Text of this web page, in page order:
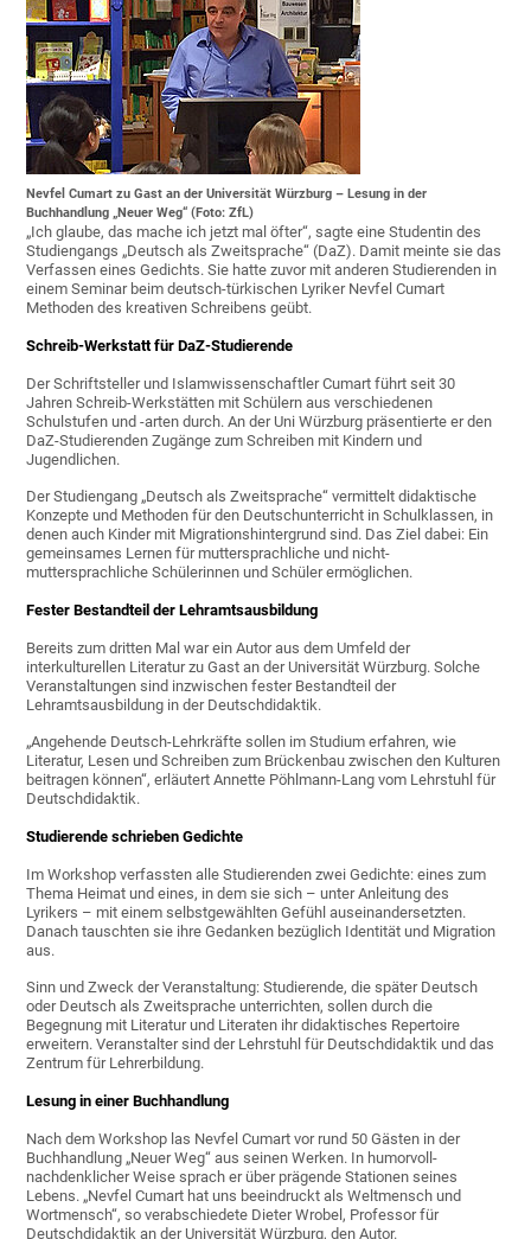
Nevfel Cumart zu Gast an der Universität Würzburg – Lesung in der
Buchhandlung „Neuer Weg“ (Foto: ZfL)
„Ich glaube, das mache ich jetzt mal öfter“, sagte eine Studentin des
Studiengangs „Deutsch als Zweitsprache“ (DaZ). Damit meinte sie das
Verfassen eines Gedichts. Sie hatte zuvor mit anderen Studierenden in
einem Seminar beim deutsch-türkischen Lyriker Nevfel Cumart
Methoden des kreativen Schreibens geübt.
Schreib-Werkstatt für DaZ-Studierende
Der Schriftsteller und Islamwissenschaftler Cumart führt seit 30
Jahren Schreib-Werkstätten mit Schülern aus verschiedenen
Schulstufen und -arten durch. An der Uni Würzburg präsentierte er den
DaZ-Studierenden Zugänge zum Schreiben mit Kindern und
Jugendlichen.
Der Studiengang „Deutsch als Zweitsprache“ vermittelt didaktische
Konzepte und Methoden für den Deutschunterricht in Schulklassen, in
denen auch Kinder mit Migrationshintergrund sind. Das Ziel dabei: Ein
gemeinsames Lernen für muttersprachliche und nicht-
muttersprachliche Schülerinnen und Schüler ermöglichen.
Fester Bestandteil der Lehramtsausbildung
Bereits zum dritten Mal war ein Autor aus dem Umfeld der
interkulturellen Literatur zu Gast an der Universität Würzburg. Solche
Veranstaltungen sind inzwischen fester Bestandteil der
Lehramtsausbildung in der Deutschdidaktik.
„Angehende Deutsch-Lehrkräfte sollen im Studium erfahren, wie
Literatur, Lesen und Schreiben zum Brückenbau zwischen den Kulturen
beitragen können“, erläutert Annette Pöhlmann-Lang vom Lehrstuhl für
Deutschdidaktik.
Studierende schrieben Gedichte
Im Workshop verfassten alle Studierenden zwei Gedichte: eines zum
Thema Heimat und eines, in dem sie sich – unter Anleitung des
Lyrikers – mit einem selbstgewählten Gefühl auseinandersetzten.
Danach tauschten sie ihre Gedanken bezüglich Identität und Migration
aus.
Sinn und Zweck der Veranstaltung: Studierende, die später Deutsch
oder Deutsch als Zweitsprache unterrichten, sollen durch die
Begegnung mit Literatur und Literaten ihr didaktisches Repertoire
erweitern. Veranstalter sind der Lehrstuhl für Deutschdidaktik und das
Zentrum für Lehrerbildung.
Lesung in einer Buchhandlung
Nach dem Workshop las Nevfel Cumart vor rund 50 Gästen in der
Buchhandlung „Neuer Weg“ aus seinen Werken. In humorvoll-
nachdenklicher Weise sprach er über prägende Stationen seines
Lebens. „Nevfel Cumart hat uns beeindruckt als Weltmensch und
Wortmensch“, so verabschiedete Dieter Wrobel, Professor für
Deutschdidaktik an der Universität Würzburg, den Autor.